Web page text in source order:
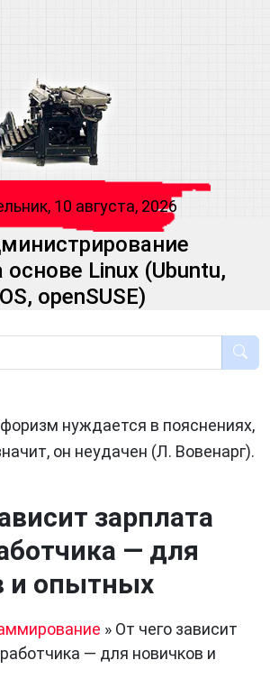
10 августа, 2026
основе Linux (Ubuntu,
openSUSE)
нуждается в пояснениях,
он неудачен (Л. Вовенарг).
зарплата
— для
и опытных
» От чего зависит
— для новичков и